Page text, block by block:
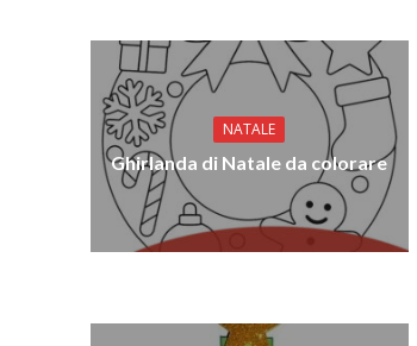
NATALE
Ghirlanda di Natale da colorare